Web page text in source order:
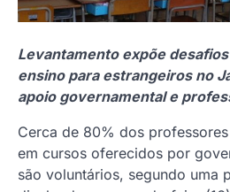
Levantamento expõe
ensino para estrangeiros no
apoio governamental e
Cerca de 80% dos
em cursos oferecidos por
são voluntários, segundo uma